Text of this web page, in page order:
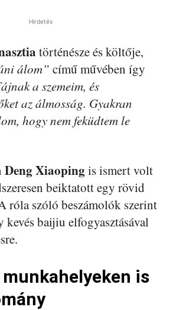
Hirdetés
történésze és költője,
álom” című művében így
a szemeim, és
az álmosság. Gyakran
hogy nem feküdtem le
Deng Xiaopingis ismert volt
beiktatott egy rövid
róla szóló beszámolók szerint
kevés baijiu elfogyasztásával
is